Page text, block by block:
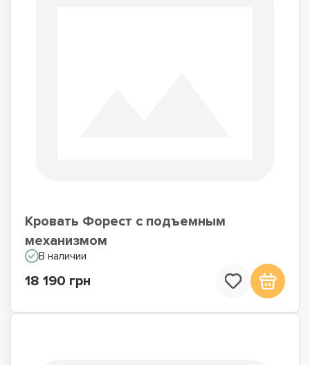
Кровать Форест с подъемным
механизмом
В наличии
18 190 грн